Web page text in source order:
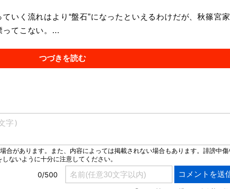
いく流れはより“盤石”になったといえるわけだが、秋篠宮家
ってこない。...
つづきを読む